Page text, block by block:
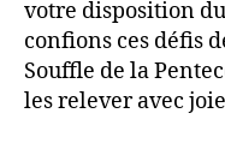
votre disposition
confions ces défis
Souffle de la
les relever avec